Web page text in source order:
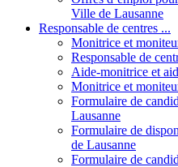
Ville de Lausanne
Responsable de centres ...
Monitrice et
Responsable de
Aide-monitrice et
Monitrice et
Formulaire de
Lausanne
Formulaire de
de Lausanne
Formulaire de